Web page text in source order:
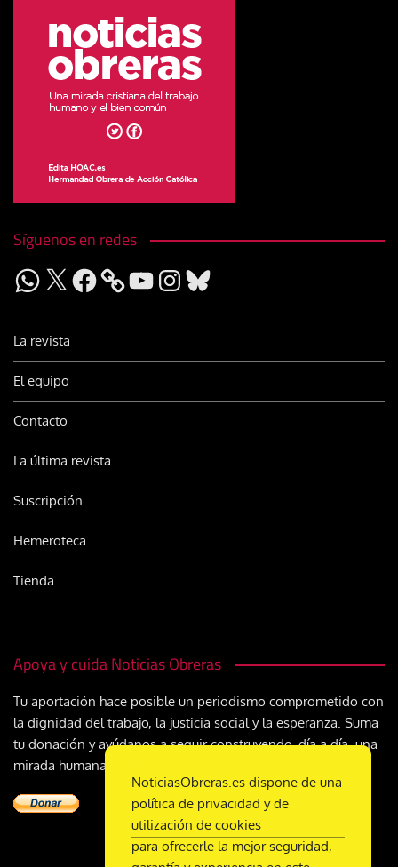
Síguenos en redes
WhatsApp
X Facebook YouTubeInstagram
Bluesky
La revista
El equipo
Contacto
La última revista
Suscripción
Hemeroteca
Tienda
Apoya y cuida Noticias Obreras
Tu aportación hace posible un periodismo comprometido con
la dignidad del trabajo, la justicia social y la esperanza. Suma
tu donación y ayúdanos a seguir construyendo, día a día, una
mirada humana y cristiana sobre el mundo del trabajo
NoticiasObreras.es dispone de una
política de privacidad y de
utilización de cookies
para ofrecerle la mejor seguridad,